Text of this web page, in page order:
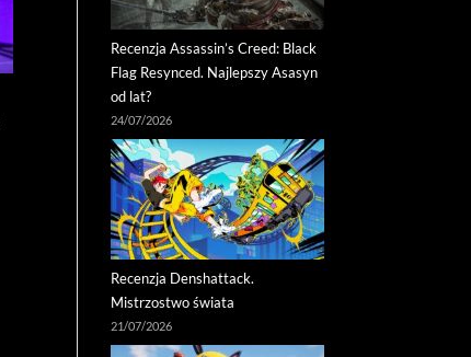
Recenzja Assassin’s Creed: Black
Flag Resynced. Najlepszy Asasyn
od lat?
24/07/2026
Recenzja Denshattack.
Mistrzostwo świata
21/07/2026